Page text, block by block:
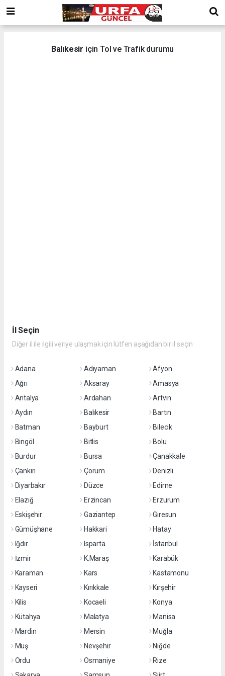
Balıkesir için Tol ve Trafik durumu
İl Seçin
Diğer il ile ilgili veriye ulaşmak için lütfen aşağıdan bir il seçin
Adana Adıyaman
Afyon
Ağrı
Aksaray
Amasya
Antalya
Ardahan
Artvin
Aydın
Balıkesir
Bartın
Batman
Bayburt
Bilecik
Bingöl
Bitlis
Bolu
Burdur
Bursa
Çanakkale
Çankırı
Çorum
Denizli
Diyarbakır
Düzce
Edirne
Elazığ
Erzincan
Erzurum
Eskişehir
Gaziantep
Giresun
Gümüşhane
Hakkari
Hatay
Iğdır
Isparta
İstanbul
İzmir
K.Maraş
Karabük
Karaman
Kars
Kastamonu
Kayseri
Kırıkkale
Kırşehir
Kilis
Kocaeli
Konya
Kütahya
Malatya
Manisa
Mardin
Mersin
Muğla
Muş
Nevşehir
Niğde
Ordu
Osmaniye
Rize